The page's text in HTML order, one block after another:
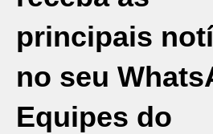
principais
no seu
Equipes do